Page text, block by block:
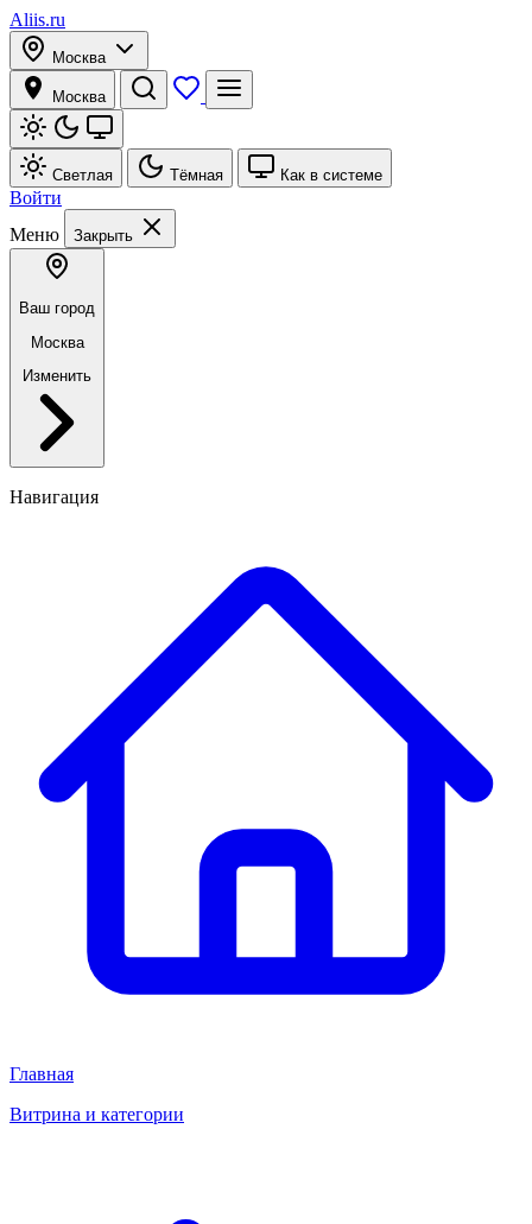
Aliis.ru
Москва
Москва
Светлая Тёмная Как в системе
Войти
Меню
Закрыть
Ваш город
Москва
Изменить
Навигация
Главная
Витрина и категории